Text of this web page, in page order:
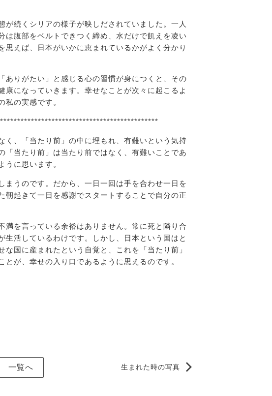
続くシリアの様子が映しだされていました。一人
は腹部をベルトできつく締め、水だけで飢えを凌い
思えば、日本がいかに恵まれているかがよく分かり
ありがたい」と感じる心の習慣が身につくと、その
康になっていきます。幸せなことが次々に起こるよ
私の実感です。
く、「当たり前」の中に埋もれ、有難いという気持
「当たり前」は当たり前ではなく、有難いことであ
うに思います。
まうのです。だから、一日一回は手を合わせ一日を
朝起きて一日を感謝でスタートすることで自分の正
満を言っている余裕はありません。常に死と隣り合
生活しているわけです。しかし、日本という国はと
国に産まれたという自覚と、これを「当たり前」
が、幸せの入り口であるように思えるのです。
生まれた時の写真
一覧へ